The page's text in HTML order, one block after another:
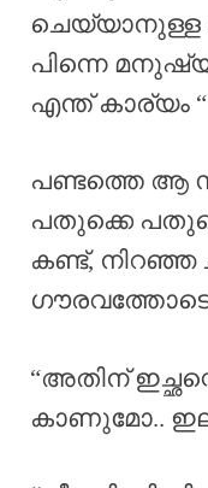
ചെയ്യാനുള്ള
പിന്നെ
എന്ത് കാര്യം “
പണ്ടത്തെ ആ
പതുക്കെ
കണ്ട്, നിറഞ്ഞ
ഗൗരവത്തോടെ
“അതിന്
കാണുമോ..